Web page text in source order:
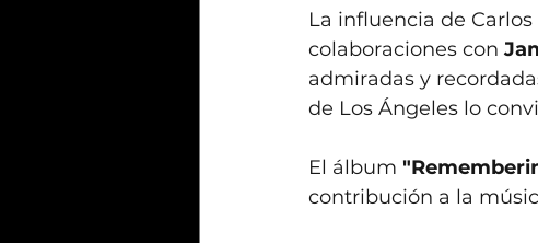
La influencia de
colaboraciones con
admiradas y
de Los Ángeles lo
El álbum
contribución a la